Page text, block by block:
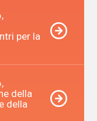
per la
della
della